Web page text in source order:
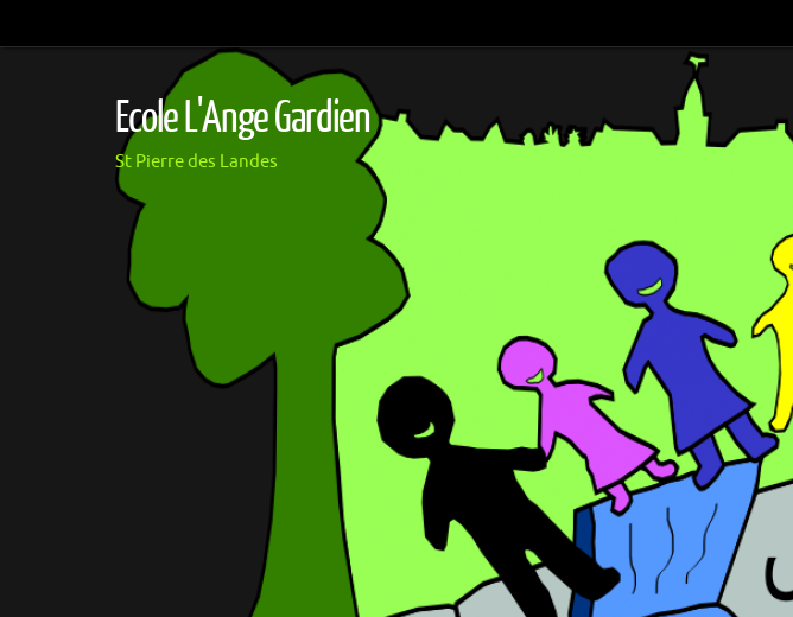
au
Ecole L'Ange Gardien
St Pierre des Landes